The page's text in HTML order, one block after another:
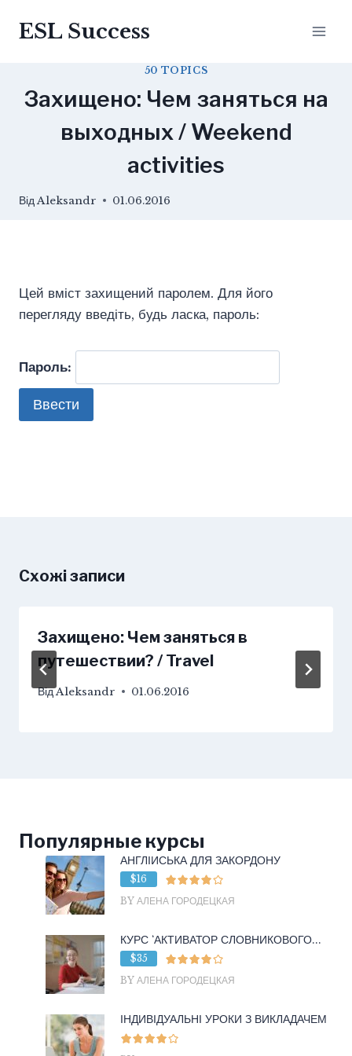
ESL Success
50 TOPICS
Захищено: Чем заняться на
выходных / Weekend
activities
ВідAleksandr 01.06.2016
Цей вміст захищений паролем. Для його
перегляду введіть, будь ласка, пароль:
Пароль:
Схожі записи
Захищено: Чем заняться в
путешествии? / Travel
ВідAleksandr 01.06.2016
Популярные курсы
АНГЛІЙСЬКА ДЛЯ ЗАКОРДОНУ
$16
BY АЛЕНА ГОРОДЕЦКАЯ
КУРС ‘АКТИВАТОР СЛОВНИКОВОГО...
$35
BY АЛЕНА ГОРОДЕЦКАЯ
ІНДИВІДУАЛЬНІ УРОКИ З ВИКЛАДАЧЕМ